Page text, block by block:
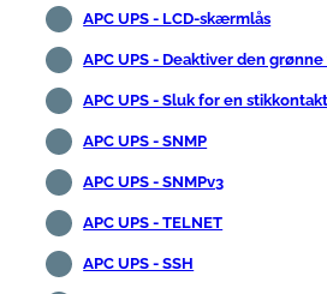
APC UPS - LCD-skærmlås
APC UPS - Deaktiver den
APC UPS - Sluk for en stikkontakt
APC UPS - SNMP
APC UPS - SNMPv3
APC UPS - TELNET
APC UPS - SSH